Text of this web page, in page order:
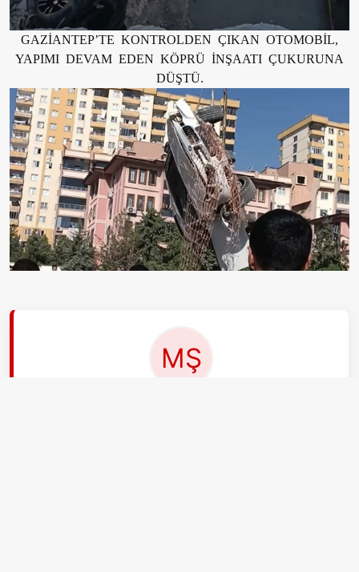
GAZİANTEP’TE KONTROLDEN ÇIKAN OTOMOBİL,
YAPIMI DEVAM EDEN KÖPRÜ İNŞAATI ÇUKURUNA
DÜŞTÜ.